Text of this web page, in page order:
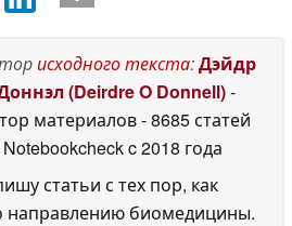
исходного текста:Дэйдр
(Deirdre O Donnell)-
материалов- 8685 статей
c 2018 года
статьи с тех пор, как
направлению биомедицины.